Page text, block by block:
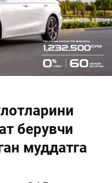
берувчи
муддатга